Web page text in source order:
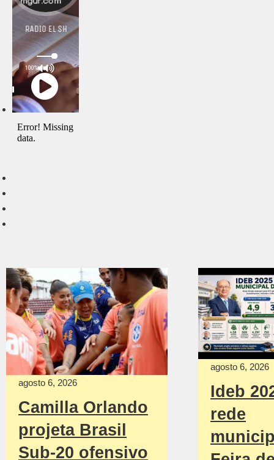
agosto 6, 2026
Camilla Orlando
projeta Brasil
Sub-20 ofensivo
agosto 6, 2026
Ideb
rede